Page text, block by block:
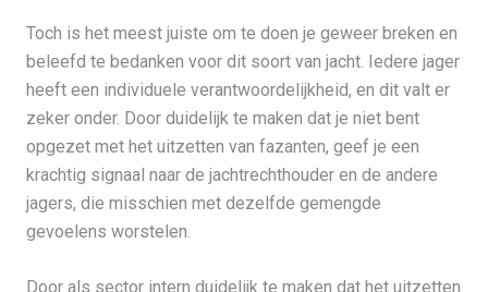
Toch is het meest juiste om te doen je geweer breken en
beleefd te bedanken voor dit soort van jacht. Iedere jager
heeft een individuele verantwoordelijkheid, en dit valt er
zeker onder. Door duidelijk te maken dat je niet bent
opgezet met het uitzetten van fazanten, geef je een
krachtig signaal naar de jachtrechthouder en de andere
jagers, die misschien met dezelfde gemengde
gevoelens worstelen.
Door als sector intern duidelijk te maken dat het uitzetten